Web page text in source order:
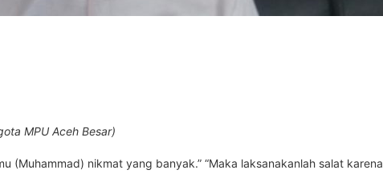
MPU Aceh Besar)
(Muhammad) nikmat yang banyak.” “Maka laksanakanlah salat karena